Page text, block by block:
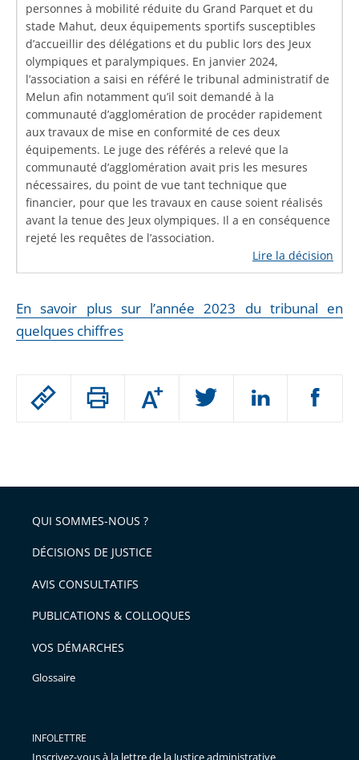
Passer
arriver
après
Augmenter
ou
l'article
pour
avant
personnes à mobilité réduite du Grand Parquet et du
stade Mahut, deux équipements sportifs susceptibles
d’accueillir des délégations et du public lors des Jeux
olympiques et paralympiques. En janvier 2024,
l’association a saisi en référé le tribunal administratif de
Melun afin notamment qu’il soit demandé à la
communauté d’agglomération de procéder rapidement
aux travaux de mise en conformité de ces deux
équipements. Le juge des référés a relevé que la
communauté d’agglomération avait pris les mesures
nécessaires, du point de vue tant technique que
financier, pour que les travaux en cause soient réalisés
avant la tenue des Jeux olympiques. Il a en conséquence
rejeté les requêtes de l’association.
Lire la décision
En savoir plus sur l’année 2023 du tribunal en
quelques chiffres
QUI SOMMES-NOUS ?
DÉCISIONS DE JUSTICE
AVIS CONSULTATIFS
PUBLICATIONS & COLLOQUES
VOS DÉMARCHES
Glossaire
INFOLETTRE
Inscrivez-vous à la lettre de la Justice administrative